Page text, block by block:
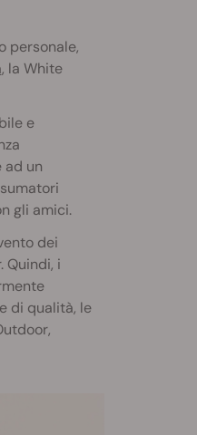
personale,
, la White
e
ad un
gli amici.
dei
Quindi, i
di qualità, le